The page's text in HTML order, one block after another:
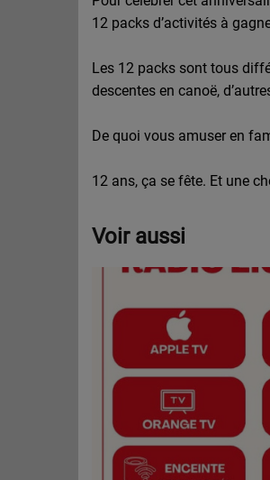
12 packs d’activités à
Les 12 packs sont tous
descentes en canoë,
De quoi vous amuser en
12 ans, ça se fête. Et une
Voir aussi